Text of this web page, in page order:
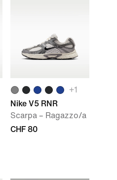
+1
Nike V5 RNR
Scarpa – Ragazzo/a
CHF 80